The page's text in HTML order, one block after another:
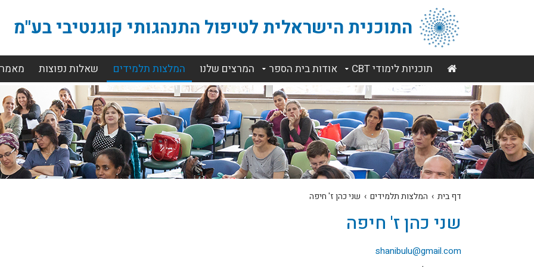
התוכנית הישראלית לטיפול התנהגותי קוגנטיבי בע"מ
תוכניות לימודי CBT אודות בית הספר המרצים שלנו המלצות תלמידים שאלות נפוצות
דף בית › המלצות תלמידים › שני כהן ז' חיפה
שני כהן ז' חיפה
shanibulu@gmail.com